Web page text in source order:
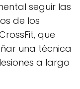
seguir las
de los
que
una técnica
a largo